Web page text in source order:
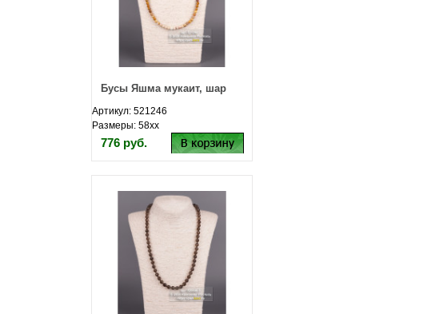
Бусы Яшма мукаит, шар
Артикул: 521246
Размеры: 58хх
776 руб.